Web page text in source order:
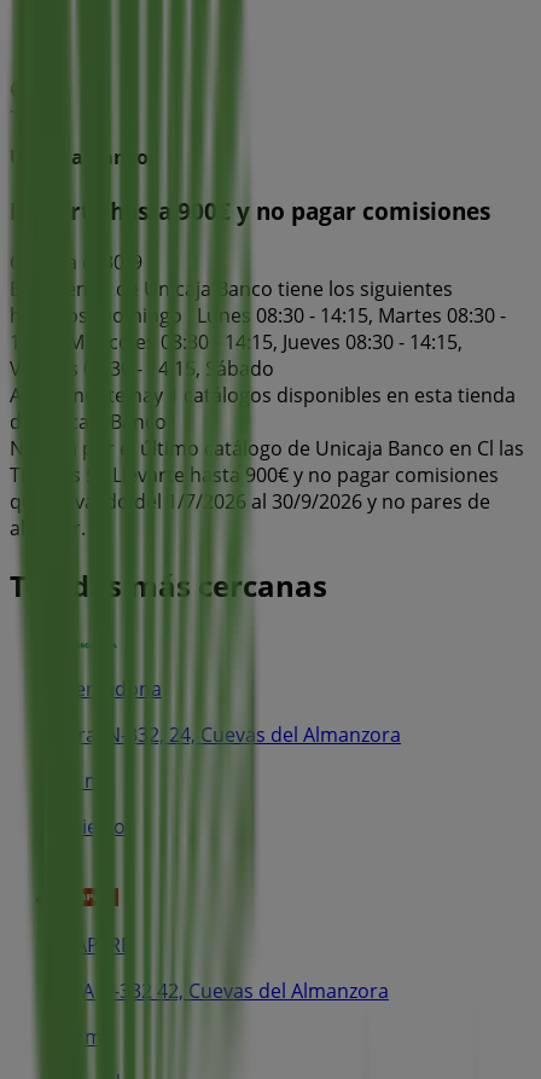
Unicaja Banco
Llevarte hasta 900€ y no pagar comisiones
Caduca el 30/9
Esta tienda de Unicaja Banco tiene los siguientes
horarios: Domingo , Lunes 08:30 - 14:15, Martes 08:30 -
14:15, Miércoles 08:30 - 14:15, Jueves 08:30 - 14:15,
Viernes 08:30 - 14:15, Sábado
Actualmente hay 1 catálogos disponibles en esta tienda
de Unicaja Banco.
Navega por el último catálogo de Unicaja Banco en Cl las
Tiendas 53 Llevarte hasta 900€ y no pagar comisiones
que es válido del 1/7/2026 al 30/9/2026 y no pares de
ahorrar.
Tiendas más cercanas
Mercadona
Ctra. N-332, 24, Cuevas del Almanzora
34 m
Abierto
MAPFRE
CRA N-332 42, Cuevas del Almanzora
85 m